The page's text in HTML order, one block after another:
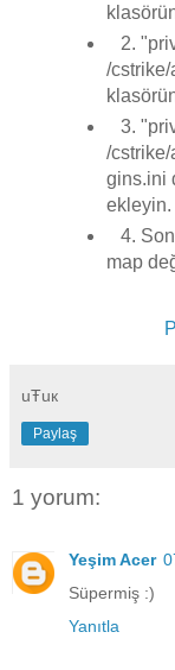
2.
/
3.
/
gins.ini
ekleyin.
4. Son
map
uŦuк
Paylaş
1 yorum:
Yeşim Acer
Süpermiş :)
Yanıtla